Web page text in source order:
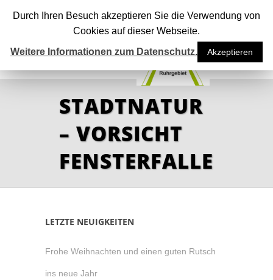
STADTNATUR
– VORSICHT
FENSTERFALLE
LETZTE NEUIGKEITEN
Frohe Weihnachten und einen guten Rutsch
ins neue Jahr
Durch Ihren Besuch akzeptieren Sie die Verwendung von
Cookies auf dieser Webseite.
Weitere Informationen zum Datenschutz.
Akzeptieren